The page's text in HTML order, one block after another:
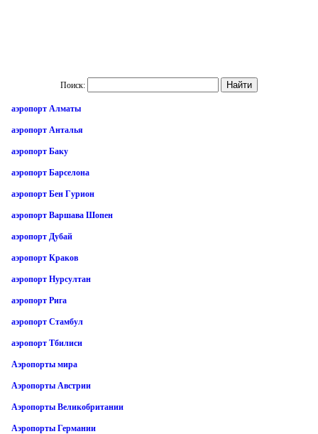
Поиск:
аэропорт Алматы
аэропорт Анталья
аэропорт Баку
аэропорт Барселона
аэропорт Бен Гурион
аэропорт Варшава Шопен
аэропорт Дубай
аэропорт Краков
аэропорт Нурсултан
аэропорт Рига
аэропорт Стамбул
аэропорт Тбилиси
Аэропорты мира
Аэропорты Австрии
Аэропорты Великобритании
Аэропорты Германии